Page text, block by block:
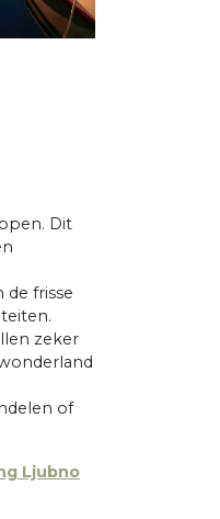
Dit
de frisse
zeker
of
Ljubno